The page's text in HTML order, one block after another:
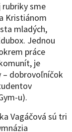
sme
Kristiánom
mladých,
Jednou
práce
je
– dobrovoľníčok
u).
Vagáčová sú tri